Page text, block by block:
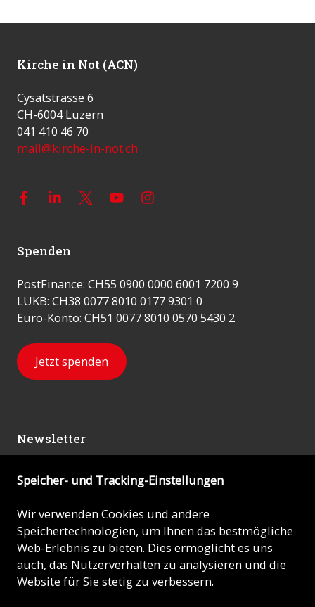
Kirche in Not (ACN)
Cysatstrasse 6
CH-6004 Luzern
041 410 46 70
mail@kirche-in-not.ch
Spenden
PostFinance: CH55 0900 0000 6001 7200 9
LUKB: CH38 0077 8010 0177 9301 0
Euro-Konto: CH51 0077 8010 0570 5430 2
Jetzt spenden
Newsletter
Abonnieren
© 2026 - KIRCHE IN NOT (ACN)
Impressum
Speicher- und Tracking-Einstellungen
Wir verwenden Cookies und andere
Speichertechnologien, um Ihnen das bestmögliche
Web-Erlebnis zu bieten. Dies ermöglicht es uns
auch, das Nutzerverhalten zu analysieren und die
Website für Sie stetig zu verbessern.